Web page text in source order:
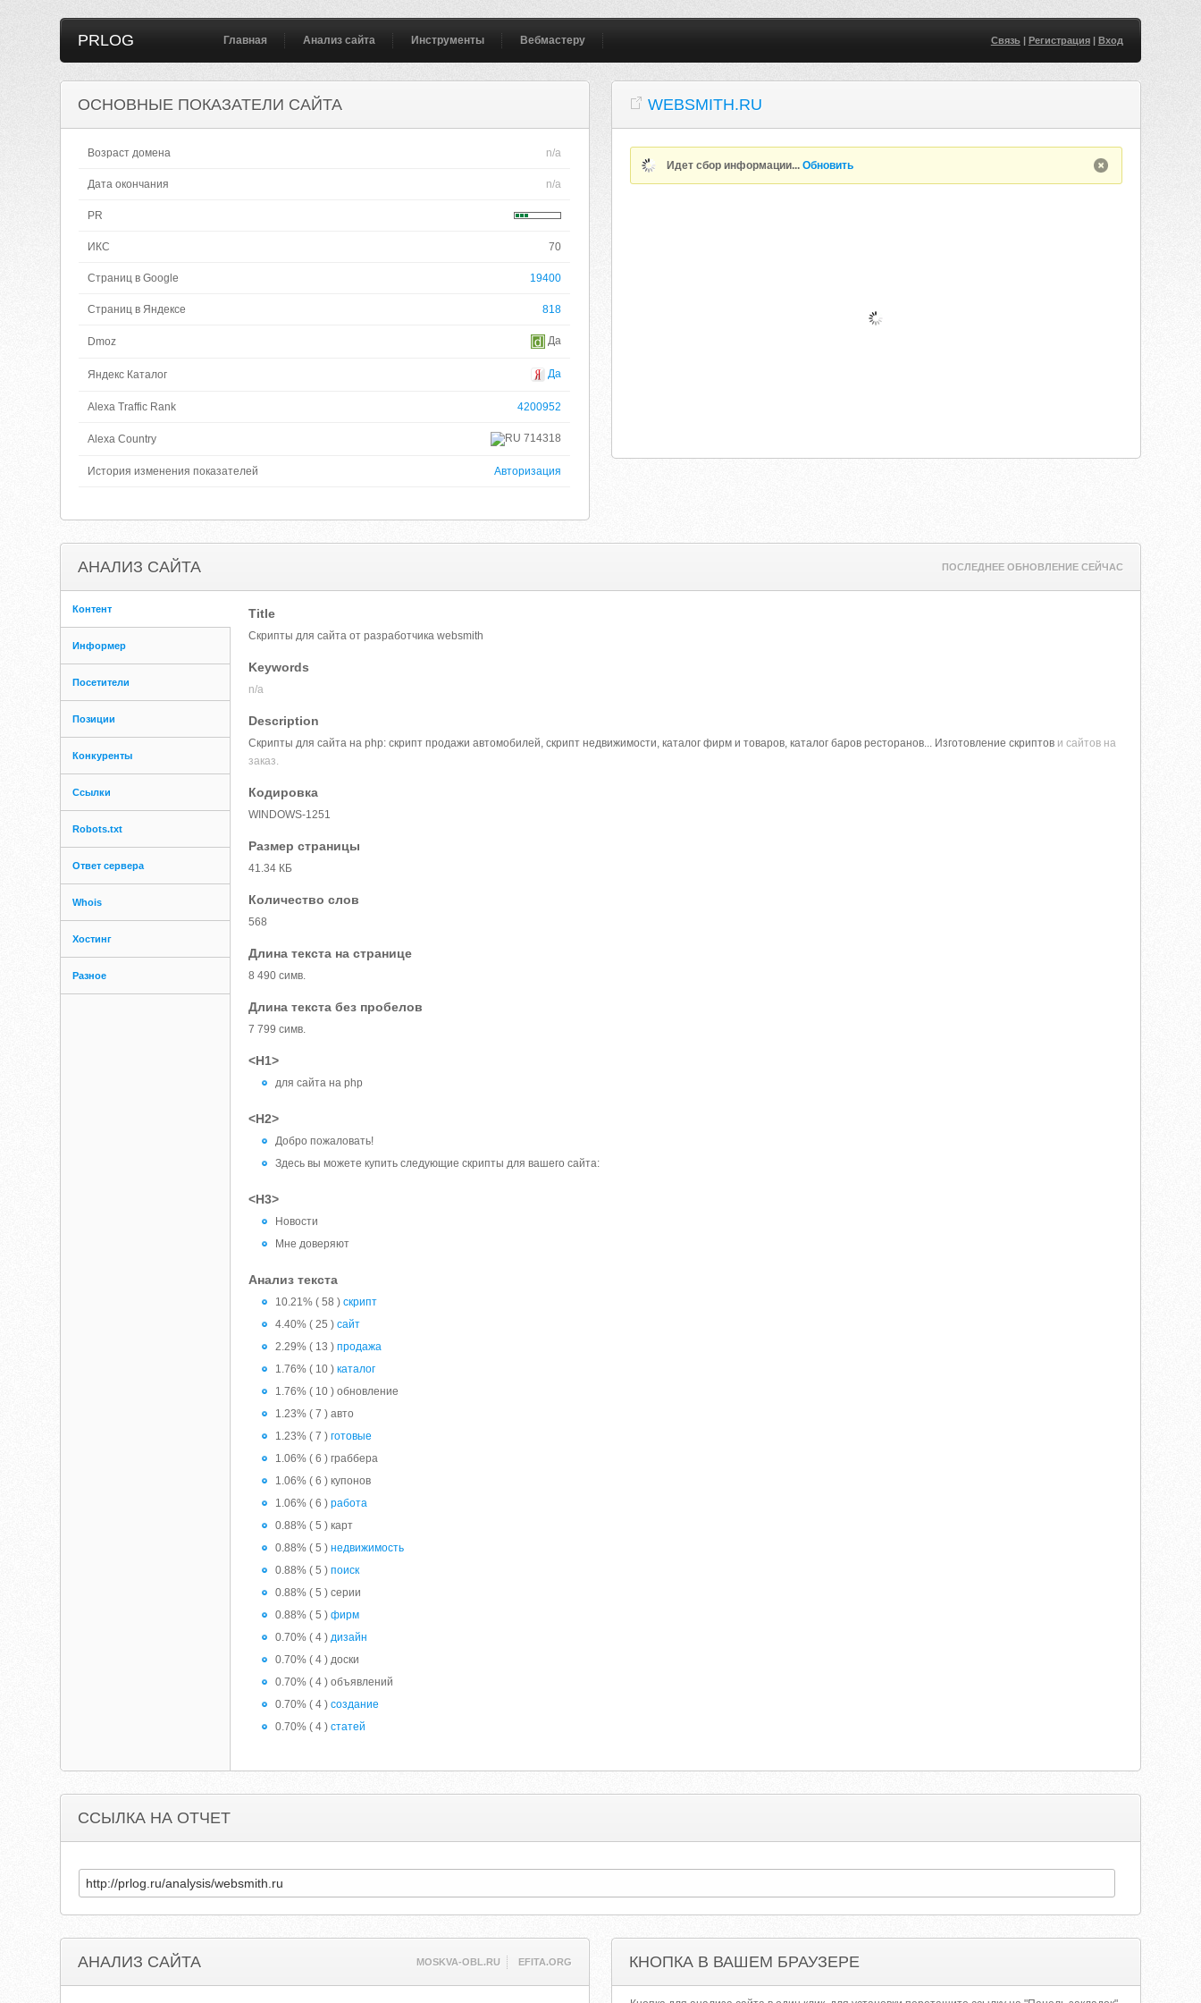
PRLOG Главная Анализ сайта Инструменты Вебмастеру Связь| Регистрация| Вход
ОСНОВНЫЕ ПОКАЗАТЕЛИ САЙТА
Возраст домена n/a
Дата окончания n/a
PR
ИКС 70
Страниц в Google 19400
Страниц в Яндексе 818
Dmoz Да
Яндекс Каталог Да
Alexa Traffic Rank 4200952
Alexa Country 714318
История изменения показателей Авторизация
WEBSMITH.RU
Идет сбор информации...Обновить
АНАЛИЗ САЙТА ПОСЛЕДНЕЕ ОБНОВЛЕНИЕ СЕЙЧАС
Контент
Информер
Посетители
Позиции
Конкуренты
Ссылки
Robots.txt
Ответ сервера
Whois
Хостинг
Разное
Title
Скрипты для сайта от разработчика websmith
Keywords
n/a
Description
Cкрипты для сайта на php: скрипт продажи автомобилей, скрипт недвижимости, каталог фирм и товаров, каталог баров ресторанов... Изготовление скриптов и сайтов на
заказ.
Кодировка
WINDOWS-1251
Размер страницы
41.34 КБ
Количество слов
568
Длина текста на странице
8 490 симв.
Длина текста без пробелов
7 799 симв.
<H1>
для сайта на php
<H2>
Добро пожаловать!
Здесь вы можете купить следующие скрипты для вашего сайта:
<H3>
Новости
Мне доверяют
Анализ текста
10.21% ( 58 )скрипт
4.40% ( 25 )сайт
2.29% ( 13 )продажа
1.76% ( 10 )каталог
1.76% ( 10 ) обновление
1.23% ( 7 ) авто
1.23% ( 7 )готовые
1.06% ( 6 ) граббера
1.06% ( 6 ) купонов
1.06% ( 6 )работа
0.88% ( 5 ) карт
0.88% ( 5 )недвижимость
0.88% ( 5 )поиск
0.88% ( 5 ) серии
0.88% ( 5 )фирм
0.70% ( 4 )дизайн
0.70% ( 4 ) доски
0.70% ( 4 ) объявлений
0.70% ( 4 )создание
0.70% ( 4 )статей
ССЫЛКА НА ОТЧЕТ
АНАЛИЗ САЙТА MOSKVA-OBL.RU EFITA.ORG КНОПКА В ВАШЕМ БРАУЗЕРЕ